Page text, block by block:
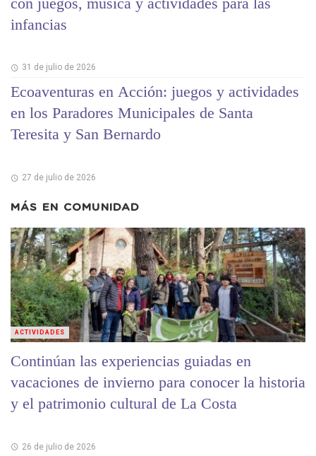
infancias
31 de julio de 2026
Ecoaventuras en Acción: juegos y actividades
en los Paradores Municipales de Santa
Teresita y San Bernardo
27 de julio de 2026
MÁS EN COMUNIDAD
Continúan las experiencias guiadas en
vacaciones de invierno para conocer la historia
y el patrimonio cultural de La Costa
26 de julio de 2026
ACTIVIDADES